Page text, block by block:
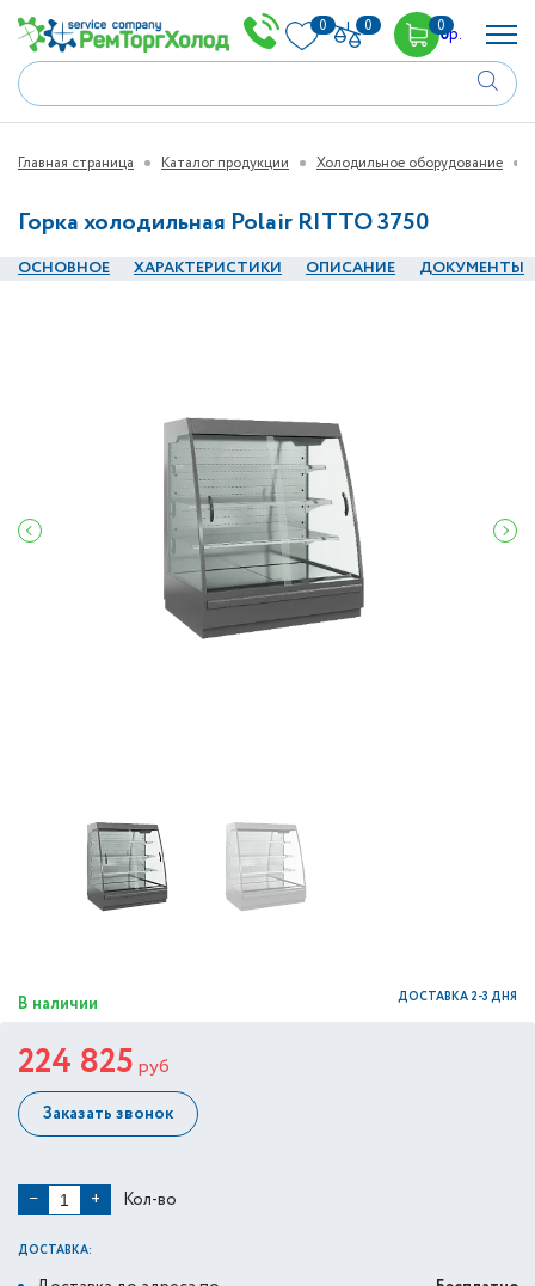
0 0 00р.
Главная страница Каталог продукции Холодильное оборудование
Горка холодильная Polair RITTO 3750
ОСНОВНОЕ ХАРАКТЕРИСТИКИ ОПИСАНИЕ ДОКУМЕНТЫ
В наличии ДОСТАВКА 2-3 ДНЯ
224 825 руб
Заказать звонок
− + Кол-во
ДОСТАВКА: